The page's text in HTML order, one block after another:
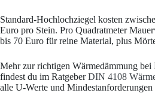
Standard-Hochlochziegel kosten
Euro pro Stein. Pro Quadratmeter
bis 70 Euro für reine Material, plus
Mehr zur richtigen Wärmedämmung bei
findest du im RatgeberDIN 4108
alle U-Werte und